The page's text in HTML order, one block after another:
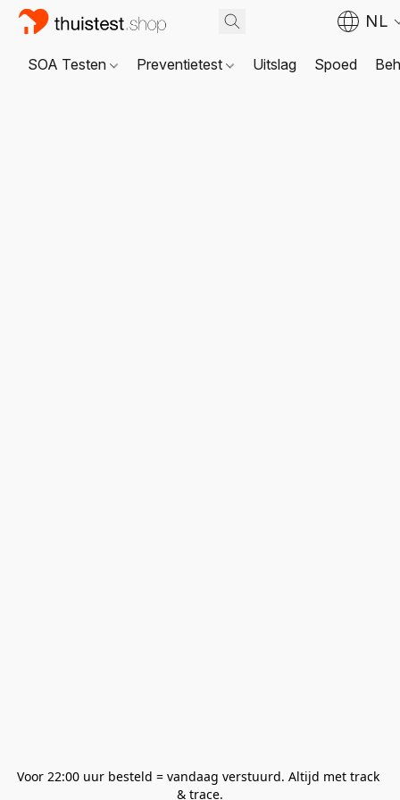
NL
SOA Testen Preventietest Uitslag Spoed
Voor 22:00 uur besteld = vandaag verstuurd. Altijd met track
& trace.